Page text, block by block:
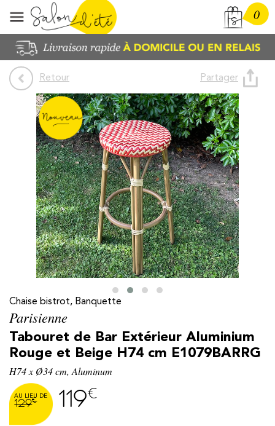
0
Retour Partager
Chaise bistrot, Banquette
Parisienne
Tabouret de Bar Extérieur Aluminium
Rouge et Beige H74 cm E1079BARRG
H74 x Ø34 cm, Aluminum
129€ 119€